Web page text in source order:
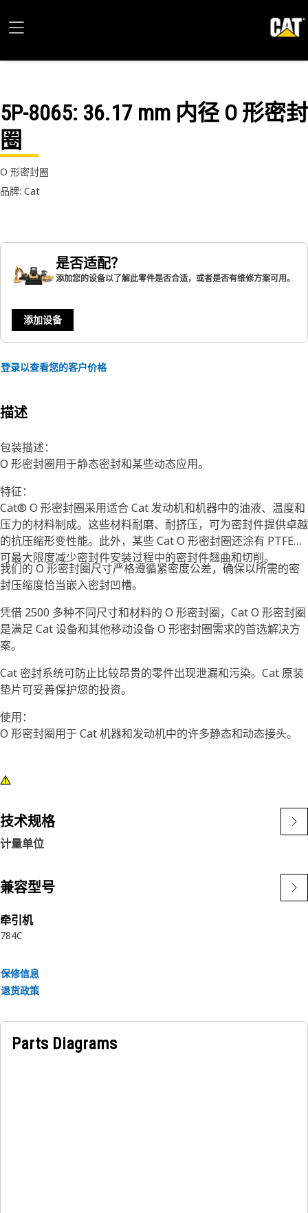
5P-8065: 36.17 mm 内径 O 形密封
圈
O 形密封圈
品牌: Cat
是否适配？
添加您的设备以了解此零件是否合适，或者是否有维修方案可用。
添加设备
登录以查看您的客户价格
描述
包装描述：
O 形密封圈用于静态密封和某些动态应用。
特征：
Cat® O 形密封圈采用适合 Cat 发动机和机器中的油液、温度和
压力的材料制成。这些材料耐磨、耐挤压，可为密封件提供卓越
的抗压缩形变性能。此外，某些 Cat O 形密封圈还涂有 PTFE，
可最大限度减少密封件安装过程中的密封件翘曲和切削。
我们的 O 形密封圈尺寸严格遵循紧密度公差，确保以所需的密
封压缩度恰当嵌入密封凹槽。
凭借 2500 多种不同尺寸和材料的 O 形密封圈，Cat O 形密封圈
是满足 Cat 设备和其他移动设备 O 形密封圈需求的首选解决方
案。
Cat 密封系统可防止比较昂贵的零件出现泄漏和污染。Cat 原装
垫片可妥善保护您的投资。
使用：
O 形密封圈用于 Cat 机器和发动机中的许多静态和动态接头。
技术规格
计量单位
兼容型号
牵引机
784C
保修信息
退货政策
Parts Diagrams